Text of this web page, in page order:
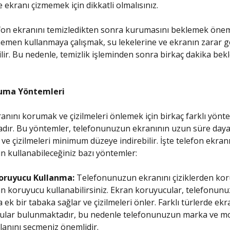
ekranı çizmemek için dikkatli olmalısınız.
ekranını temizledikten sonra kurumasını beklemek
kullanmaya çalışmak, su lekelerine ve ekranın zarar
Bu nedenle, temizlik işleminden sonra birkaç dakika
Yöntemleri
korumak ve çizilmeleri önlemek için birkaç farklı
Bu yöntemler, telefonunuzun ekranının uzun süre
çizilmeleri minimum düzeye indirebilir. İşte telefon
kullanabileceğiniz bazı yöntemler:
Kullanma:Telefonunuzun ekranını çiziklerden
koruyucu kullanabilirsiniz. Ekran koruyucular,
ek bir tabaka sağlar ve çizilmeleri önler. Farklı türlerde
bulunmaktadır, bu nedenle telefonunuzun marka ve
seçmeniz önemlidir.